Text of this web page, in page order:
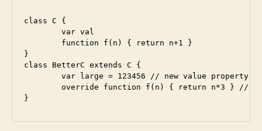
class C {
}
class BetterC extends C {
}